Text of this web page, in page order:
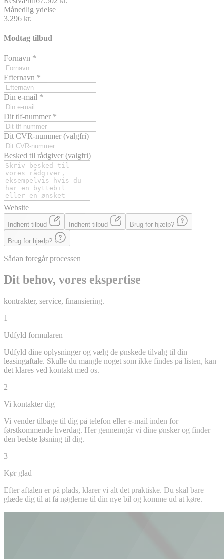
Månedlig ydelse
3.296 kr.
Modtag tilbud
Fornavn *
Efternavn *
Din e-mail *
Dit tlf-nummer *
Dit CVR-nummer (valgfri)
Besked til rådgiver (valgfri)
Website
Indhent tilbud Indhent tilbud Brug for hjælp?
Brug for hjælp?
Sådan foregår processen
Dit behov, vores ekspertise
kontrakter, service, finansiering.
1
Udfyld formularen
Udfyld dine oplysninger og vælg de ønskede tilvalg til din
leasingaftale. Skulle du mangle noget som ikke findes på listen, kan
det klares ved kontakt med os.
2
Vi kontakter dig
Vi vender tilbage til dig på telefon eller e-mail inden for
førstkommende hverdag. Her gennemgår vi dine ønsker og finder
den bedste løsning til dig.
3
Kør glad
Efter aftalen er på plads, klarer vi alt det praktiske. Du skal bare
glæde dig til at få nøglerne til din nye bil og komme ud at køre.